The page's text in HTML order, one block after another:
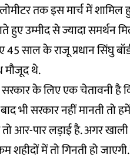
तक इस मार्च में शामिल
उम्मीद से ज्यादा समर्थन
साल के राजू प्रधान सिंघु
मौजूद थे.
के लिए एक चेतावनी है
भी सरकार नहीं मानती तो
आर-पार लड़ाई है. अगर खाली
में तो गिनती हो